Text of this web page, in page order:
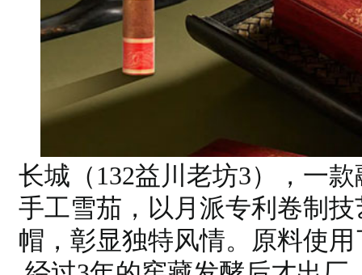
长城（132益川老坊3），一
手工雪茄，以月派专利卷制
帽，彰显独特风情。原料使